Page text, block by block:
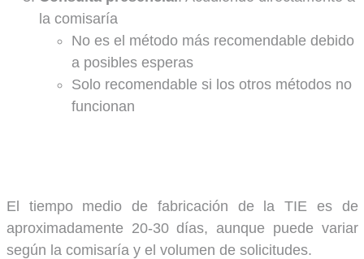
la comisaría
No es el método más recomendable debido
a posibles esperas
Solo recomendable si los otros métodos no
funcionan
El tiempo medio de fabricación de la TIE es de
aproximadamente 20-30 días, aunque puede variar
según la comisaría y el volumen de solicitudes.